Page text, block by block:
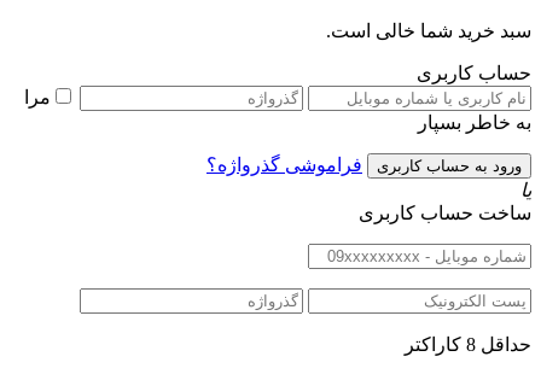
سبد خرید شما خالی است.
حساب کاربری
مرا
به خاطر بسپار
فراموشی گذرواژه؟
یا
ساخت حساب کاربری
حداقل 8 کاراکتر